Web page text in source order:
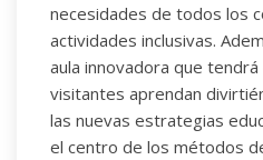
necesidades de todos los
actividades inclusivas.
aula innovadora que
visitantes aprendan
las nuevas estrategias
el centro de los métodos